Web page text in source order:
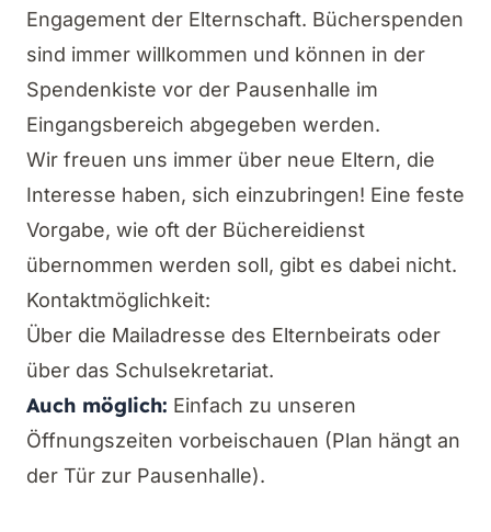
Engagement der Elternschaft. Bücherspenden
sind immer willkommen und können in der
Spendenkiste vor der Pausenhalle im
Eingangsbereich abgegeben werden.
Wir freuen uns immer über neue Eltern, die
Interesse haben, sich einzubringen! Eine feste
Vorgabe, wie oft der Büchereidienst
übernommen werden soll, gibt es dabei nicht.
Kontaktmöglichkeit:
Über die Mailadresse des Elternbeirats oder
über das Schulsekretariat.
Auch möglich: Einfach zu unseren
Öffnungszeiten vorbeischauen (Plan hängt an
der Tür zur Pausenhalle).